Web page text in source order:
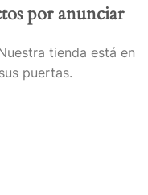
por anunciar
tienda está en
puertas.